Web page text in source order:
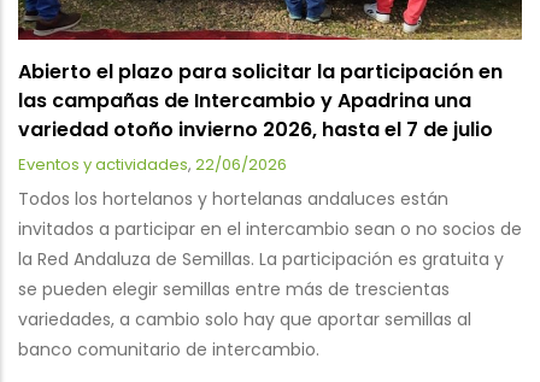
Abierto el plazo para solicitar la participación en
las campañas de Intercambio y Apadrina una
variedad otoño invierno 2026, hasta el 7 de julio
Eventos y actividades, 22/06/2026
Todos los hortelanos y hortelanas andaluces están
invitados a participar en el intercambio sean o no socios de
la Red Andaluza de Semillas. La participación es gratuita y
se pueden elegir semillas entre más de trescientas
variedades, a cambio solo hay que aportar semillas al
banco comunitario de intercambio.